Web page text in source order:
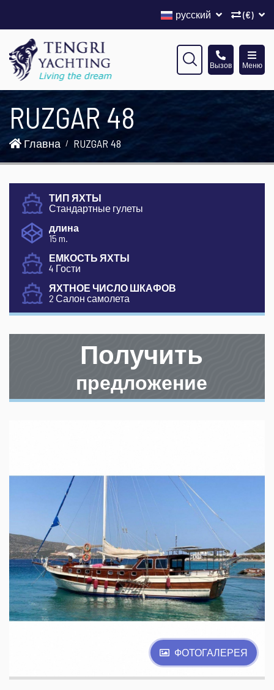
(€)
русский
Меню
Вызов
RUZGAR 48
Главна RUZGAR 48
ТИП ЯХТЫ
Стандартные гулеты
длина
15 m.
ЕМКОСТЬ ЯХТЫ
4 Гости
ЯХТНОЕ ЧИСЛО ШКАФОВ
2 Салон самолета
Получить
предложение
ФОТОГАЛЕРЕЯ